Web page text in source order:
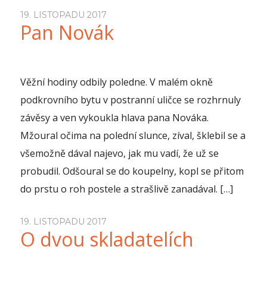
19. LISTOPADU 2017
Pan Novák
Věžní hodiny odbily poledne. V malém okně
podkrovního bytu v postranní uličce se rozhrnuly
závěsy a ven vykoukla hlava pana Nováka.
Mžoural očima na polední slunce, zíval, šklebil se a
všemožně dával najevo, jak mu vadí, že už se
probudil. Odšoural se do koupelny, kopl se přitom
do prstu o roh postele a strašlivě zanadával. […]
19. LISTOPADU 2017
O dvou skladatelích